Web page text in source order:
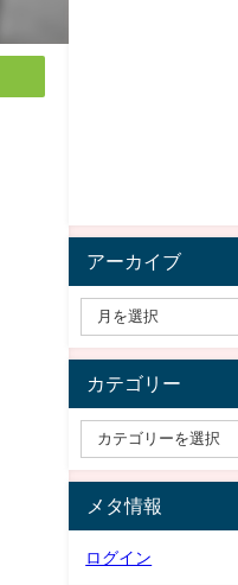
アーカイブ
カテゴリー
メタ情報
ログイン